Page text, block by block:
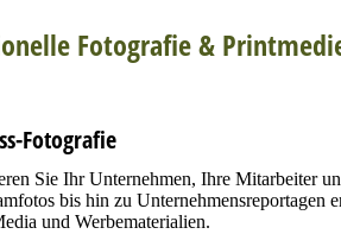
Fotografie &
Fotografie
Sie Ihr Unternehmen, Ihre Mitarbeiter
bis hin zu Unternehmensreportagen
und Werbematerialien.